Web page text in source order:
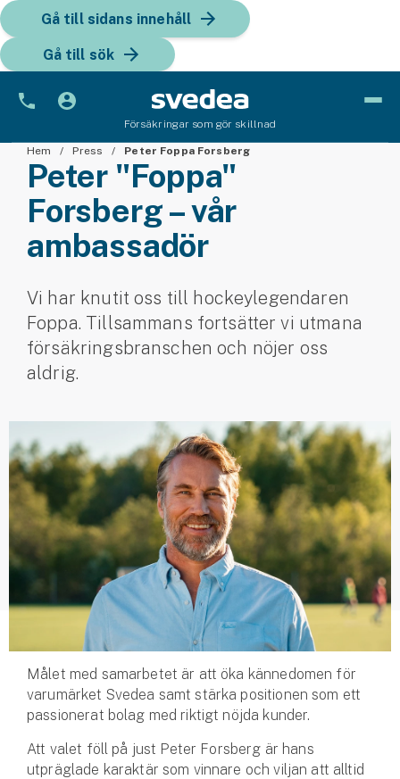
Gå till sidans innehåll
Gå till sök
Försäkringar som gör skillnad
Bil
Bilförsäkring för företag
Fordon
Snöskoterförsäkring
ATV-försäkring
Motorcykel
Mc-försäkring
Märkesförsäkringar
Båtförsäkring
Märkesförsäkringar
Vattenskoterförsäkring
Sportfiskarna
Djur
Hem Press Peter Foppa Forsberg
Peter "Foppa"
Forsberg – vår
ambassadör
Vi har knutit oss till hockey­legendaren
Foppa. Tillsammans fortsätter vi utmana
försäkrings­branschen och nöjer oss
aldrig.
Målet med samarbetet är att öka kännedomen för
varumärket Svedea samt stärka positionen som ett
passionerat bolag med riktigt nöjda kunder.
Att valet föll på just Peter Forsberg är hans
utpräglade karaktär som vinnare och viljan att alltid